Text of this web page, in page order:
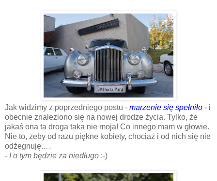
Jak widzimy z poprzedniego postu - marzenie się spełniło - i
obecnie znaleziono się na nowej drodze życia. Tylko, że
jakaś ona ta droga taka nie moja! Co innego mam w głowie.
Nie to, żeby od razu piękne kobiety, chociaż i od nich się nie
odżegnuję... .
- I o tym będzie za niedługo :-)